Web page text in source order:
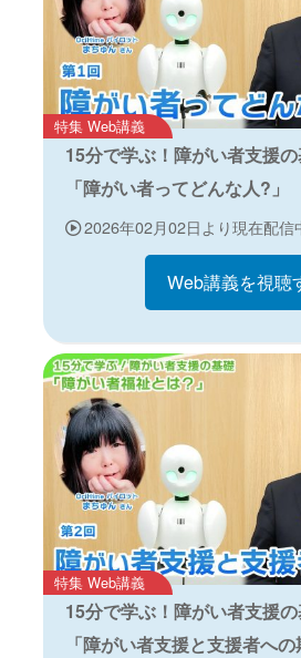
特集 Web講義
15分で学ぶ！障がい者支援
「障がい者ってどんな人?」
2026年02月02日より現在配信
Web講義を視聴
特集 Web講義
15分で学ぶ！障がい者支援
「障がい者支援と支援者への